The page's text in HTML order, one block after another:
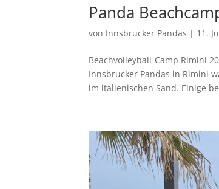
Panda
von Innsbrucker Pandas | 11.
Beachvolleyball-Camp Rimini
Innsbrucker Pandas in Rimini
im italienischen Sand. Einige